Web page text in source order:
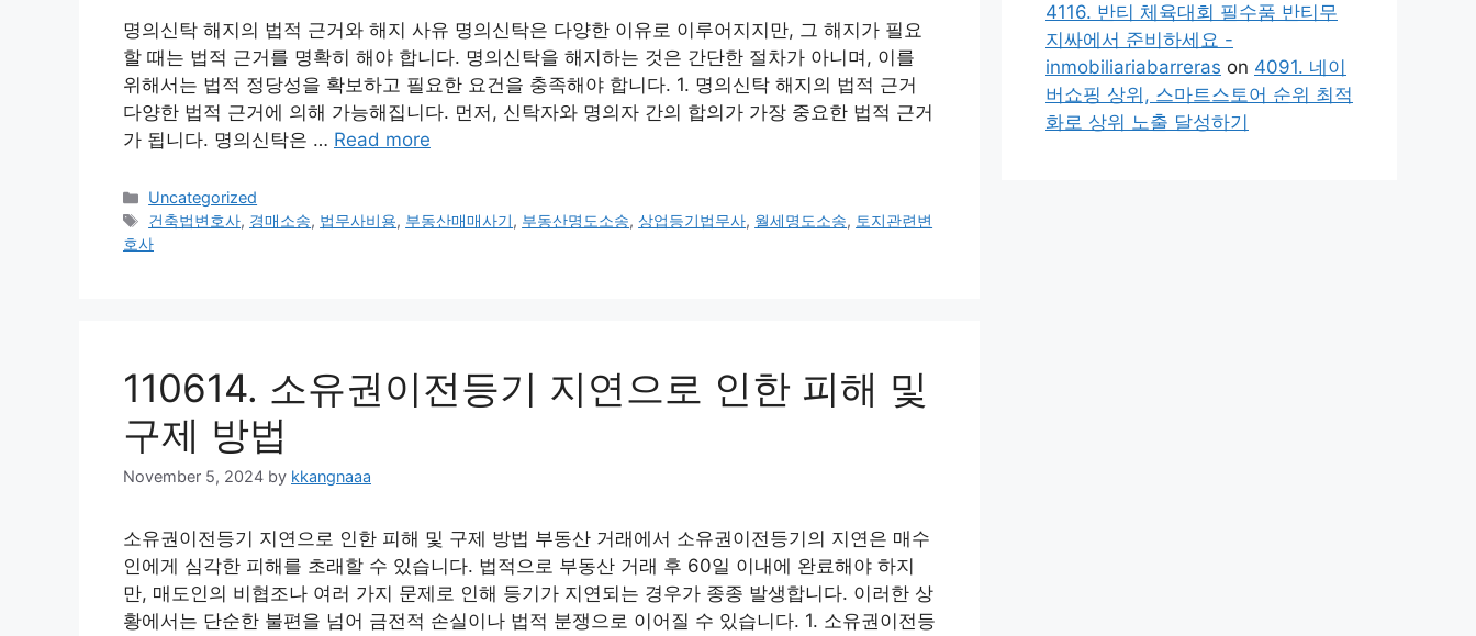
명의신탁 해지의 법적 근거와 해지 사유 명의신탁은 다양한 이유로 이루어지지만, 그 해지가 필요
할 때는 법적 근거를 명확히 해야 합니다. 명의신탁을 해지하는 것은 간단한 절차가 아니며, 이를
위해서는 법적 정당성을 확보하고 필요한 요건을 충족해야 합니다. 1. 명의신탁 해지의 법적 근거
다양한 법적 근거에 의해 가능해집니다. 먼저, 신탁자와 명의자 간의 합의가 가장 중요한 법적 근거
가 됩니다. 명의신탁은 … Read more
Categories
Uncategorized
Tags
건축법변호사, 경매소송, 법무사비용, 부동산매매사기, 부동산명도소송,상업등기법무사, 월세명도소송, 토지관련변
호사
110614. 소유권이전등기 지연으로 인한 피해 및
구제 방법
November 5, 2024 by kkangnaaa
소유권이전등기 지연으로 인한 피해 및 구제 방법 부동산 거래에서 소유권이전등기의 지연은 매수
인에게 심각한 피해를 초래할 수 있습니다. 법적으로 부동산 거래 후 60일 이내에 완료해야 하지
만, 매도인의 비협조나 여러 가지 문제로 인해 등기가 지연되는 경우가 종종 발생합니다. 이러한 상
황에서는 단순한 불편을 넘어 금전적 손실이나 법적 분쟁으로 이어질 수 있습니다. 1. 소유권이전등
4116. 반티 체육대회 필수품 반티무
지싸에서 준비하세요 -
inmobiliariabarreras on 4091. 네이
버쇼핑 상위, 스마트스토어 순위 최적
화로 상위 노출 달성하기